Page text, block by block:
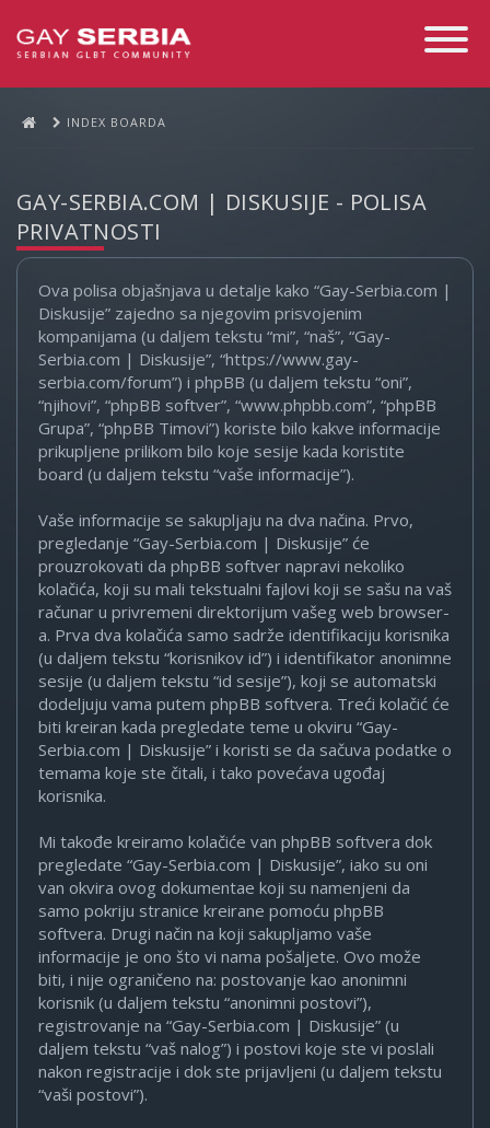
Toggle
INDEX BOARDA
GAY-SERBIA.COM | DISKUSIJE - POLISA
PRIVATNOSTI
Ova polisa objašnjava u detalje kako “Gay-Serbia.com |
Diskusije” zajedno sa njegovim prisvojenim
kompanijama (u daljem tekstu “mi”, “naš”, “Gay-
Serbia.com | Diskusije”, “https://www.gay-
serbia.com/forum”) i phpBB (u daljem tekstu “oni”,
“njihovi”, “phpBB softver”, “www.phpbb.com”, “phpBB
Grupa”, “phpBB Timovi”) koriste bilo kakve informacije
prikupljene prilikom bilo koje sesije kada koristite
board (u daljem tekstu “vaše informacije”).
Vaše informacije se sakupljaju na dva načina. Prvo,
pregledanje “Gay-Serbia.com | Diskusije” će
prouzrokovati da phpBB softver napravi nekoliko
kolačića, koji su mali tekstualni fajlovi koji se sašu na vaš
računar u privremeni direktorijum vašeg web browser-
a. Prva dva kolačića samo sadrže identifikaciju korisnika
(u daljem tekstu “korisnikov id”) i identifikator anonimne
sesije (u daljem tekstu “id sesije”), koji se automatski
dodeljuju vama putem phpBB softvera. Treći kolačić će
biti kreiran kada pregledate teme u okviru “Gay-
Serbia.com | Diskusije” i koristi se da sačuva podatke o
temama koje ste čitali, i tako povećava ugođaj
korisnika.
Mi takođe kreiramo kolačiće van phpBB softvera dok
pregledate “Gay-Serbia.com | Diskusije”, iako su oni
van okvira ovog dokumentae koji su namenjeni da
samo pokriju stranice kreirane pomoću phpBB
softvera. Drugi način na koji sakupljamo vaše
informacije je ono što vi nama pošaljete. Ovo može
biti, i nije ograničeno na: postovanje kao anonimni
korisnik (u daljem tekstu “anonimni postovi”),
registrovanje na “Gay-Serbia.com | Diskusije” (u
daljem tekstu “vaš nalog”) i postovi koje ste vi poslali
nakon registracije i dok ste prijavljeni (u daljem tekstu
“vaši postovi”).